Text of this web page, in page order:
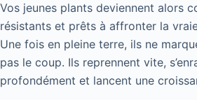
Vos jeunes plants deviennent alors
résistants et prêts à affronter la
Une fois en pleine terre, ils ne
pas le coup. Ils reprennent vite,
profondément et lancent une